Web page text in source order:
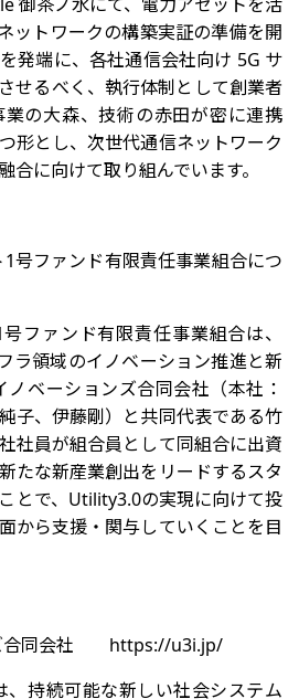
ットワークの構築実証の準備を開
発端に、各社通信会社向け 5G サ
せるべく、執行体制として創業者
の大森、技術の赤田が密に連携
形とし、次世代通信ネットワーク
合に向けて取り組んでいます。
1号ファンド有限責任事業組合につ
ファンド有限責任事業組合は、
ラ領域のイノベーション推進と新
ベーションズ合同会社（本社：
子、伊藤剛）と共同代表である竹
社員が組合員として同組合に出資
たな新産業創出をリードするスタ
とで、Utility3.0の実現に向けて投
から支援・関与していくことを目
ズ合同会社 https://u3i.jp/
、持続可能な新しい社会システム